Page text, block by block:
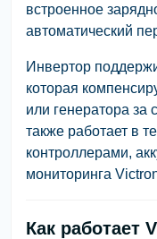
встроенное
автоматический
Инвертор
которая
или генератора за
также работает в
контроллерами,
мониторинга
Как работает